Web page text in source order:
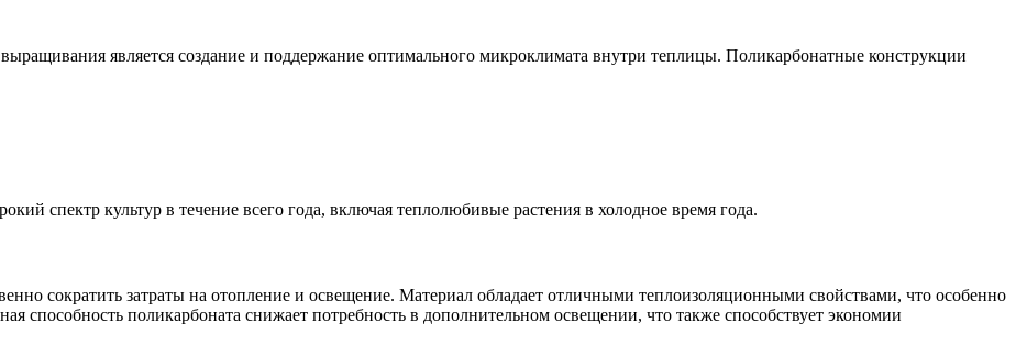
является создание и поддержание оптимального микроклимата внутри теплицы. Поликарбонатные конструкции
спектр культур в течение всего года, включая теплолюбивые растения в холодное время года.
сократить затраты на отопление и освещение. Материал обладает отличными теплоизоляционными свойствами, что особенно
способность поликарбоната снижает потребность в дополнительном освещении, что также способствует экономии